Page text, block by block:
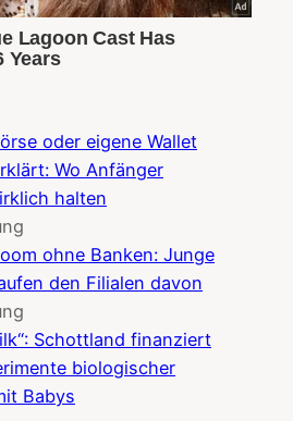
oder eigene Wallet
Wo Anfänger
halten
ohne Banken: Junge
den Filialen davon
Schottland finanziert
biologischer
Babys